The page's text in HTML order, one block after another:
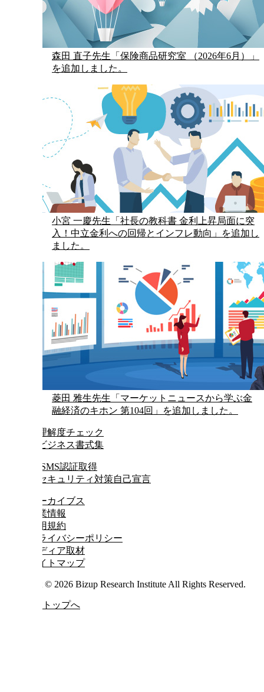
森田 直子先生「保険商品研究室 （2026年6月）」
を追加しました。
小宮 一慶先生「社長の教科書 金利上昇局面に突
入！中立金利への回帰とインフレ動向」を追加し
ました。
菱田 雅生先生「マーケットニュースから学ぶ金
融経済のキホン 第104回」を追加しました。
アーカイブス
企業情報
利用規約
プライバシーポリシー
メディア取材
サイトマップ
Copyright © 2026 Bizup Research Institute All Rights Reserved.